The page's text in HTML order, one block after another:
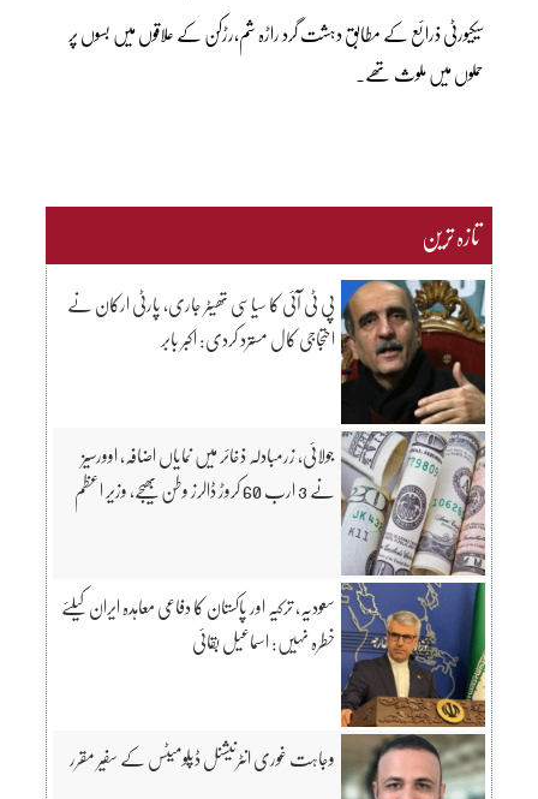
سیکیورٹی ذرائع کے مطابق دہشت گرد راڑہ شم،رڑکن کے علاقوں میں بسوں پر
حملوں میں ملوث تھے۔
تازہ ترین
پی ٹی آئی کا سیاسی تھیٹر جاری، پارٹی ارکان نے
احتجاجی کال مسترد کردی: اکبر بابر
جولائی، زرمبادلہ ذخائر میں نمایاں اضافہ، اوورسیز
نے 3 ارب 60 کروڑ ڈالرز وطن بھیجے، وزیر اعظم
سعودیہ، ترکیہ اور پاکستان کا دفاعی معاہدہ ایران کیلئے
خطرہ نہیں: اسماعیل بقائی
وجاہت غوری انٹرنیشنل ڈپلومیٹس کے سفیر مقرر